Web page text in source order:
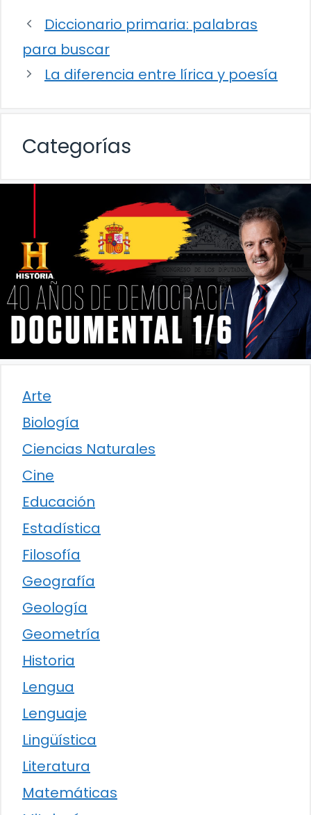
Diccionario primaria: palabras
para buscar
La diferencia entre lírica y poesía
Categorías
Arte
Biología
Ciencias Naturales
Cine
Educación
Estadística
Filosofía
Geografía
Geología
Geometría
Historia
Lengua
Lenguaje
Lingüística
Literatura
Matemáticas